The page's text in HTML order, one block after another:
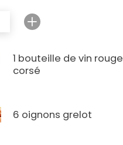
1 bouteille de vin rouge
corsé
6 oignons grelot